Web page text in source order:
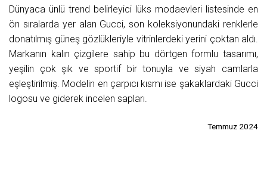
Dünyaca ünlü trend belirleyici lüks modaevleri listesinde en
ön sıralarda yer alan Gucci, son koleksiyonundaki renklerle
donatılmış güneş gözlükleriyle vitrinlerdeki yerini çoktan aldı.
Markanın kalın çizgilere sahip bu dörtgen formlu tasarımı,
yeşilin çok şık ve sportif bir tonuyla ve siyah camlarla
eşleştirilmiş. Modelin en çarpıcı kısmı ise şakaklardaki Gucci
logosu ve giderek incelen sapları.
Temmuz 2024